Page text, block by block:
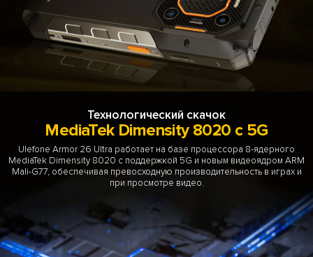
Технологический скачок
MediaTek Dimensity 8020 с 5G
Ulefone Armor 26 Ultra работает на базе процессора 8-ядерного
MediaTek Dimensity 8020 с поддержкой 5G и новым видеоядром ARM
Mali-G77, обеспечивая превосходную производительность в играх и
при просмотре видео.